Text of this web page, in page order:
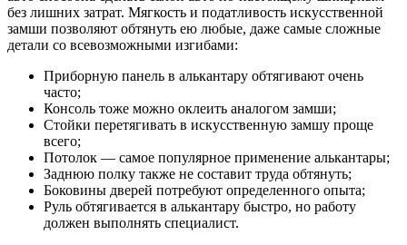
без лишних затрат. Мягкость и податливость искусственной
замши позволяют обтянуть ею любые, даже самые сложные
детали со всевозможными изгибами:
Приборную панель в алькантару обтягивают очень
часто;
Консоль тоже можно оклеить аналогом замши;
Стойки перетягивать в искусственную замшу проще
всего;
Потолок — самое популярное применение алькантары;
Заднюю полку также не составит труда обтянуть;
Боковины дверей потребуют определенного опыта;
Руль обтягивается в алькантару быстро, но работу
должен выполнять специалист.